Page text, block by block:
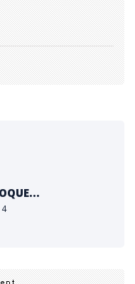
ประเทศที่มีความมั่นคงแ
พาะประเทศไทย ซึ่งเป็น
เชียตะวันออกเฉียงใต้
กส์ระดับภูมิภาค ได้มีกา
ฒนาทางคู่ การขยายเส้
า ซึ่งก่อให้เกิดความคา
ถไฟจะเป็นรูปแบบการข
ฟในประเทศไทยยังไม่ถื